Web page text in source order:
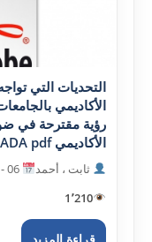
التحديات التي
الأکاديمي
رؤية مقترحة في
الأکاديمي NACADA pdf
ثابت ، أحمد
1٬210